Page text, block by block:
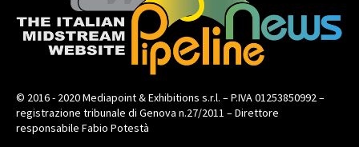
© 2016 - 2020 Mediapoint & Exhibitions s.r.l. – P.IVA 01253850992 –
registrazione tribunale di Genova n.27/2011 – Direttore
responsabile Fabio Potestà